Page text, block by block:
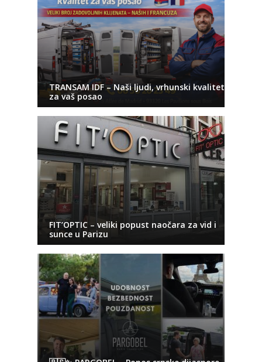
TRANSAM IDF – Naši ljudi, vrhunski kvalitet
za vaš posao
FIT’OPTIC – veliki popust naočara za vid i
sunce u Parizu